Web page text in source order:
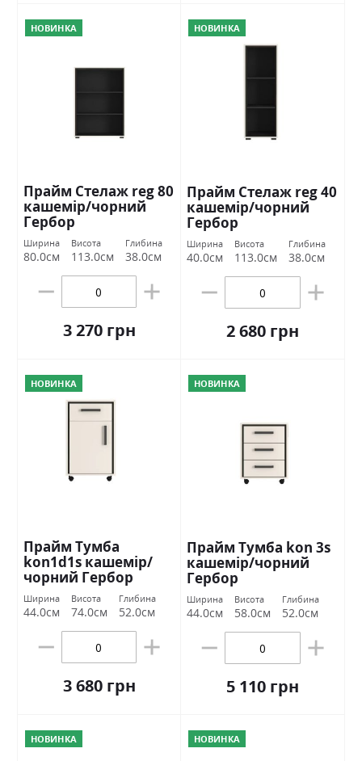
НОВИНКА
Прайм Стелаж reg 80
кашемір/чорний
Гербор
Ширина
80.0см
Висота
113.0см
Глибина
38.0см
3 270 грн
НОВИНКА
Прайм Стелаж reg 40
кашемір/чорний
Гербор
Ширина
40.0см
Висота
113.0см
Глибина
38.0см
2 680 грн
НОВИНКА
Прайм Тумба
kon1d1s кашемір/
чорний Гербор
Ширина
44.0см
Висота
74.0см
Глибина
52.0см
3 680 грн
НОВИНКА
Прайм Тумба kon 3s
кашемір/чорний
Гербор
Ширина
44.0см
Висота
58.0см
Глибина
52.0см
5 110 грн
НОВИНКА НОВИНКА